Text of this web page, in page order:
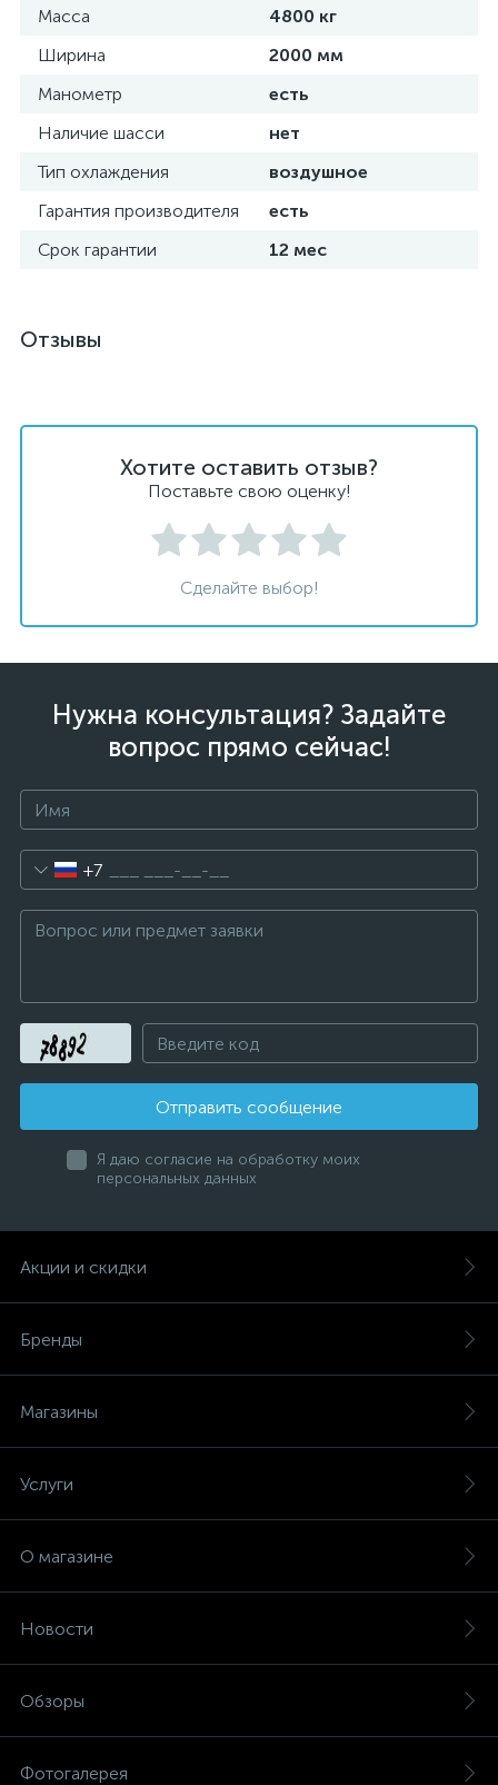
Масса
4800 кг
Ширина
2000 мм
Манометр
есть
Наличие шасси
нет
Тип охлаждения
воздушное
Гарантия производителя
есть
Срок гарантии
12 мес
Отзывы
Хотите оставить отзыв?
Поставьте свою оценку!
Сделайте выбор!
Нужна консультация? Задайте
вопрос прямо сейчас!
+7
Отправить сообщение
Я даю согласие на обработку моих
персональных данных
Акции и скидки
Бренды
Магазины
Услуги
О магазине
Новости
Обзоры
Фотогалерея